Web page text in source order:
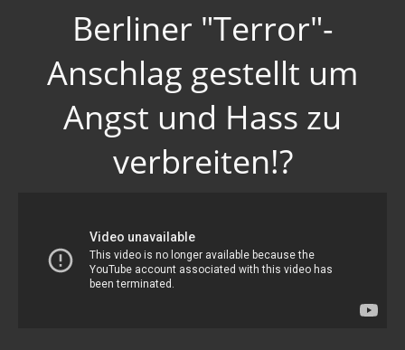
Berliner "Terror"-
Anschlag gestellt um
Angst und Hass zu
verbreiten!?